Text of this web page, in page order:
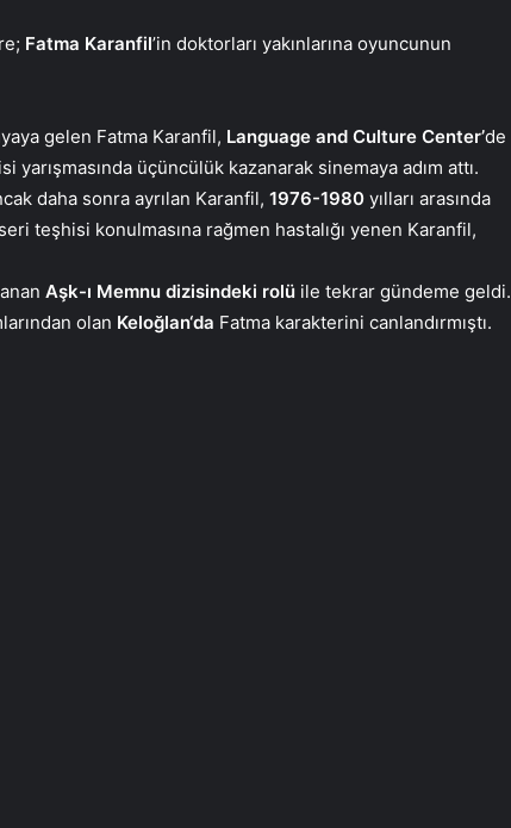
Fatma Karanfil’in doktorları yakınlarına oyuncunun
gelen Fatma Karanfil, Language and Culture Center’de
yarışmasında üçüncülük kazanarak sinemaya adım attı.
daha sonra ayrılan Karanfil, 1976-1980 yılları arasında
teşhisi konulmasına rağmen hastalığı yenen Karanfil,
Aşk-ı Memnu dizisindeki rolü ile tekrar gündeme geldi.
olan Keloğlan‘da Fatma karakterini canlandırmıştı.